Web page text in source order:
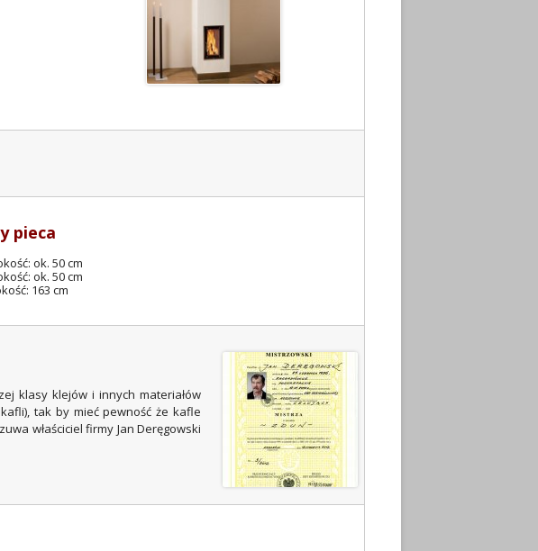
pieca
ok. 50 cm
ok. 50 cm
163 cm
klasy klejów i innych materiałów
tak by mieć pewność że kafle
właściciel firmy Jan Deręgowski